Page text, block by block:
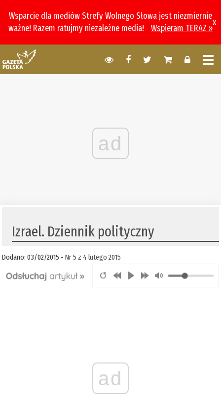
Wsparcie dla mediów Strefy Wolnego Słowa jest niezmiernie
ważne! Razem ratujmy niezależne media!
Wspieram TERAZ »
x
ad
Izrael. Dziennik polityczny
Dodano: 03/02/2015 -Nr 5 z 4 lutego 2015
ad